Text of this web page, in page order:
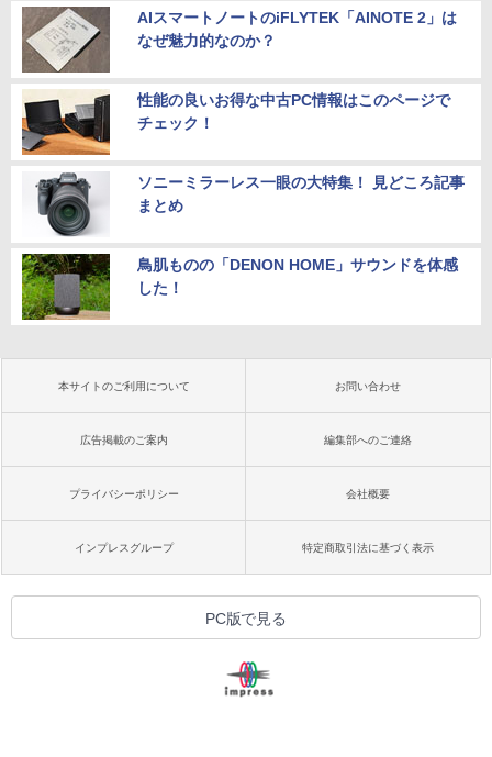
AIスマートノートのiFLYTEK「AINOTE 2」は
なぜ魅力的なのか？
性能の良いお得な中古PC情報はこのページで
チェック！
ソニーミラーレス一眼の大特集！ 見どころ記事
まとめ
鳥肌ものの「DENON HOME」サウンドを体感
した！
本サイトのご利用について お問い合わせ
広告掲載のご案内 編集部へのご連絡
プライバシーポリシー 会社概要
インプレスグループ 特定商取引法に基づく表示
PC版で見る